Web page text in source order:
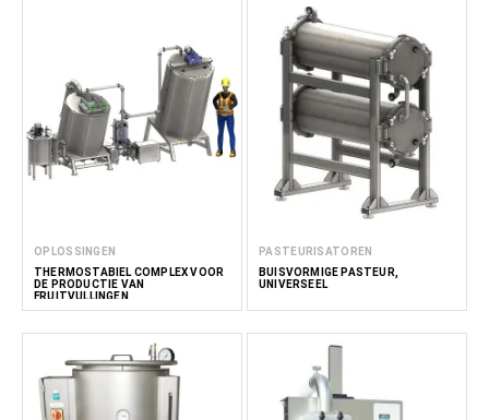
OPLOSSINGEN
THERMOSTABIEL COMPLEX VOOR
DE PRODUCTIE VAN
FRUITVULLINGEN
PASTEURISATOREN
BUISVORMIGE PASTEUR,
UNIVERSEEL